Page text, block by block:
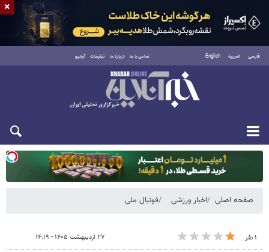
فارسی العربية English تماس با ما درباره ما تبلیغات آرشیو
یکشنبه ۱۸ مرداد ۱۴۰۵
صفحه اصلی اخبار ورزشی فوتبال ملی
۱ نفر ۲۷ اردیبهشت ۱۴۰۵ - ۱۴:۱۹
×